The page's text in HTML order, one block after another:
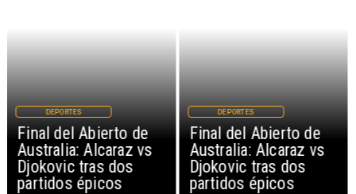
Final del Abierto de
Australia: Alcaraz vs
Djokovic tras dos
partidos épicos
DEPORTES
Final del Abierto de
Australia: Alcaraz vs
Djokovic tras dos
partidos épicos
DEPORTES